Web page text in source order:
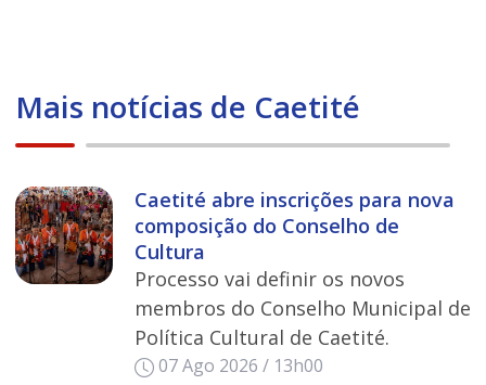
Mais notícias de Caetité
Caetité abre inscrições para nova
composição do Conselho de
Cultura
Processo vai definir os novos
membros do Conselho Municipal de
Política Cultural de Caetité.
07 Ago 2026 / 13h00